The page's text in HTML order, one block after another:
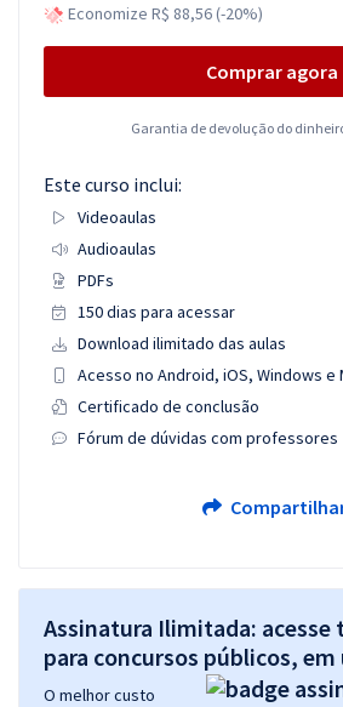
Economize R$ 88,56 (-20%)
Comprar agora
Garantia de devolução do
Este curso inclui:
Videoaulas
Audioaulas
PDFs
150 dias para acessar
Download ilimitado das aulas
Acesso no Android, iOS, Windows e
Certificado de conclusão
Fórum de dúvidas com professores
Assinatura Ilimitada: acesse
para concursos públicos,
O melhor custo